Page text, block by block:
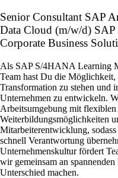
Senior Consultant SAP
Data Cloud (m/w/d)
Corporate Business
Als SAP S/4HANA Learning
Team hast Du die Möglichkeit,
Transformation zu stehen und
Unternehmen zu entwickeln.
Arbeitsumgebung mit
Weiterbildungsmöglichkeiten
Mitarbeiterentwicklung,
schnell Verantwortung
Unternehmenskultur fördert
wir gemeinsam an
Unterschied machen.